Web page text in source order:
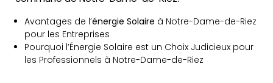
Avantages de l’énergie Solaire à Notre-Dame-de-Riez
pour les Entreprises
Pourquoi l’Énergie Solaire est un Choix Judicieux pour
les Professionnels à Notre-Dame-de-Riez